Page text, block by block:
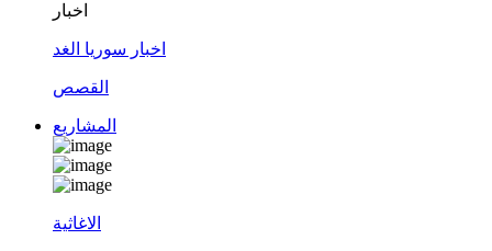
اخبار
اخبار سوريا الغد
القصص
المشاريع
الاغاثية